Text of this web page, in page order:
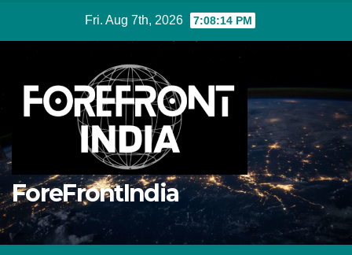
Fri. Aug 7th, 2026 7:08:15 PM
ForeFrontIndia